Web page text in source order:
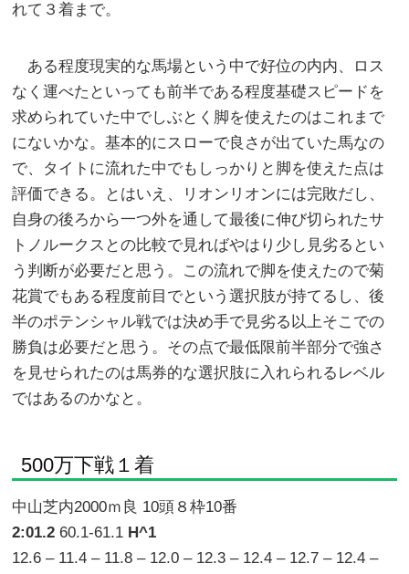
れて３着まで。
ある程度現実的な馬場という中で好位の内内、ロス
なく運べたといっても前半である程度基礎スピードを
求められていた中でしぶとく脚を使えたのはこれまで
にないかな。基本的にスローで良さが出ていた馬なの
で、タイトに流れた中でもしっかりと脚を使えた点は
評価できる。とはいえ、リオンリオンには完敗だし、
自身の後ろから一つ外を通して最後に伸び切られたサ
トノルークスとの比較で見ればやはり少し見劣るとい
う判断が必要だと思う。この流れで脚を使えたので菊
花賞でもある程度前目でという選択肢が持てるし、後
半のポテンシャル戦では決め手で見劣る以上そこでの
勝負は必要だと思う。その点で最低限前半部分で強さ
を見せられたのは馬券的な選択肢に入れられるレベル
ではあるのかなと。
500万下戦１着
中山芝内2000ｍ良 10頭８枠10番
2:01.2 60.1-61.1 H^1
12.6 – 11.4 – 11.8 – 12.0 – 12.3 – 12.4 – 12.7 – 12.4 –